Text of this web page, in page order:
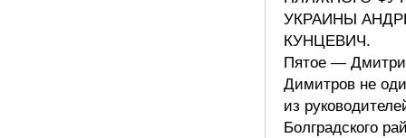
УКРАИНЫ
КУНЦЕВИЧ.
Пятое —
Димитров не
из
Болградского